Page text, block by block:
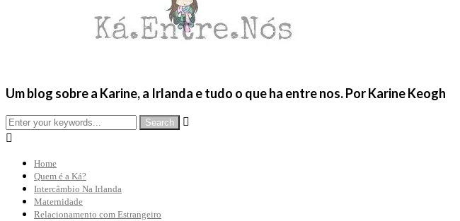
Um blog sobre a Karine, a Irlanda e tudo o que ha entre nos. Por Karine Keogh


Home
Quem é a Ká?
Intercâmbio Na Irlanda
Maternidade
Relacionamento com Estrangeiro